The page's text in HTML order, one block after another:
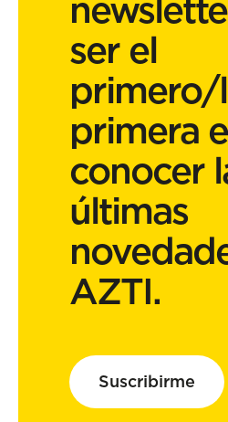
ser el
primero/
primera
conocer
últimas
AZTI.
Suscribirme